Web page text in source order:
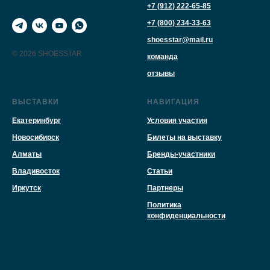
© 2026 SHOESSTAR
+7 (912) 222-65-85
+7 (800) 234-33-63
shoesstar@mail.ru
команда
отзывы
ВЫСТАВКИ
Екатеринбург
Новосибирск
Алматы
Владивосток
Иркутск
НАВИГАЦИЯ
Условия участия
Билеты на выставку
Бренды-участники
Статьи
Партнеры
Политика
конфиденциальности